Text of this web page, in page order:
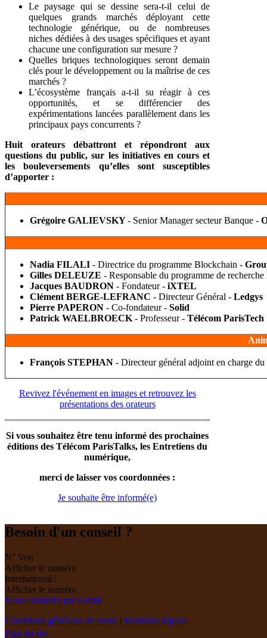
Le paysage qui se dessine sera-t-il celui de
quelques grands marchés déployant cette
technologie générique, ou de nombreuses
niches dédiées à des usages spécifiques et ayant
chacune une configuration sur mesure ?
Quelles briques technologiques seront demain
clés pour le développement ou la maîtrise de ces
marchés ?
L’écosystème français a-t-il su réagir à ces
opportunités, et se différencier des
expérimentations lancées parallèlement dans les
principaux pays concurrents ?
Huit orateurs débattront et répondront aux
questions du public, sur les initiatives en cours et
les bouleversements qu’elles sont susceptibles
d’apporter :
Grégoire GALIEVSKY- Senior Manager secteur Banque -
Nadia FILALI - Directrice du programme Blockchain -
Gilles DELEUZE - Responsable du programme de
Jacques BAUDRON - Fondateur - iXTEL
Clément BERGE-LEFRANC - Directeur Général - Ledgys
Pierre PAPERON - Co-fondateur - Solid
Patrick WAELBROECK - Professeur - Télécom ParisTech
François STEPHAN - Directeur général adjoint en charge
Revivez l'événement en images et retrouvez les
présentations des orateurs
Si vous souhaitez être tenu informé des prochaines
éditions des Télécom ParisTalks, les Entretiens du
numérique,
merci de laisser vos coordonnées :
Je souhaite être informé(e)
Besoin d'un conseil ?
N° Vert
Afficher le numéro
International :
Afficher le numéro
Nous contacter par e-mail
Conditions générales de vente | Mentions légales
Plan du site